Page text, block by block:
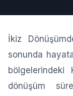
İkiz
sonunda
bölgelerindeki
dönüşüm